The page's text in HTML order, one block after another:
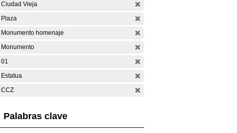
Ciudad Vieja
Plaza
Monumento homenaje
Monumento
01
Estatua
CCZ
Palabras clave